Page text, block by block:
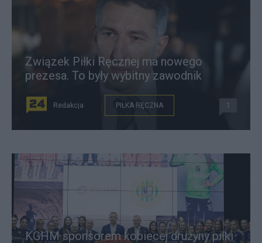
Związek Piłki Ręcznej ma nowego
prezesa. To były wybitny zawodnik
Redakcja PIŁKA RĘCZNA 1
KGHM sponsorem kobiecej drużyny piłki